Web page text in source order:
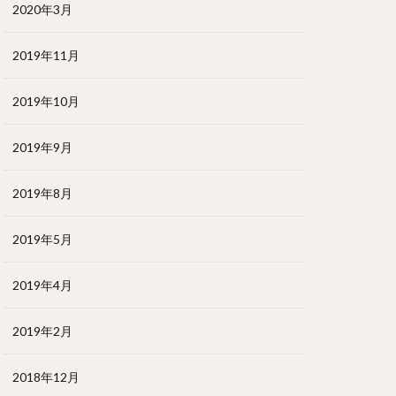
2020年3月
2019年11月
2019年10月
2019年9月
2019年8月
2019年5月
2019年4月
2019年2月
2018年12月